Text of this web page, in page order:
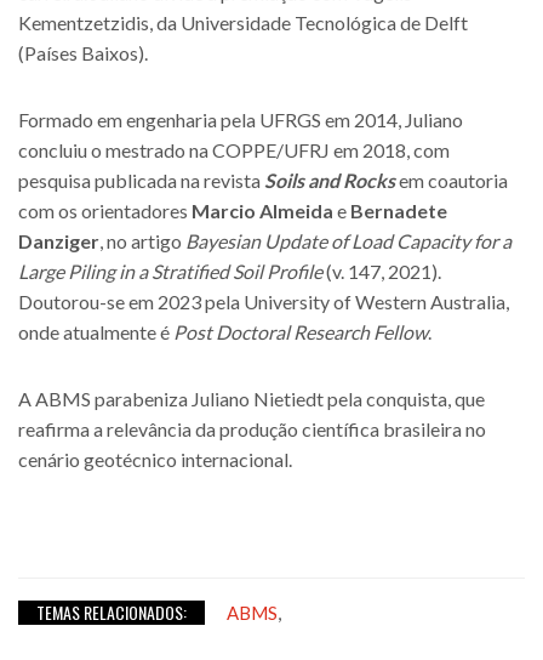
Kementzetzidis, da Universidade Tecnológica de Delft
(Países Baixos).
Formado em engenharia pela UFRGS em 2014, Juliano
concluiu o mestrado na COPPE/UFRJ em 2018, com
pesquisa publicada na revista Soils and Rocksem coautoria
com os orientadores Marcio Almeida e Bernadete
Danziger , no artigo Bayesian Update of Load Capacity for a
Large Piling in a Stratified Soil Profile(v. 147, 2021).
Doutorou-se em 2023 pela University of Western Australia,
onde atualmente é Post Doctoral Research Fellow.
A ABMS parabeniza Juliano Nietiedt pela conquista, que
reafirma a relevância da produção científica brasileira no
cenário geotécnico internacional.
TEMAS RELACIONADOS: ABMS